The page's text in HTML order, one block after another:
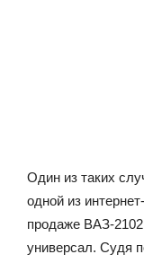
Один из таких
одной из
продаже ВАЗ-2102
универсал. Судя